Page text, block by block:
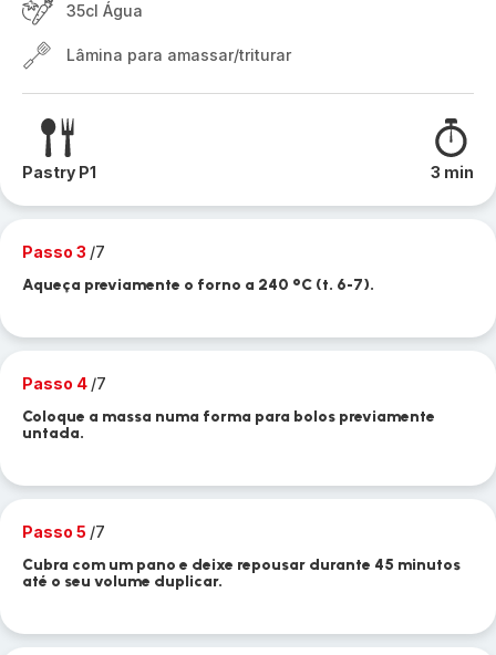
35cl Água
Lâmina para amassar/triturar
Pastry P1 3 min
Passo 3 /7
Aqueça previamente o forno a 240 °C (t. 6-7).
Passo 4 /7
Coloque a massa numa forma para bolos previamente
untada.
Passo 5 /7
Cubra com um pano e deixe repousar durante 45 minutos
até o seu volume duplicar.